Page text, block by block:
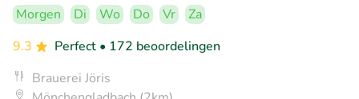
Morgen Di Wo Do Vr
Za
9.3
Perfect • 172 beoordelingen
Brauerei Jöris